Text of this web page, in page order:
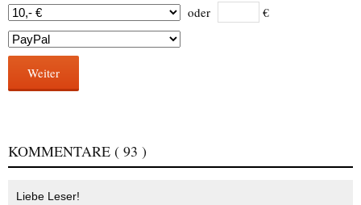
oder €
Weiter
KOMMENTARE ( 93 )
Liebe Leser!